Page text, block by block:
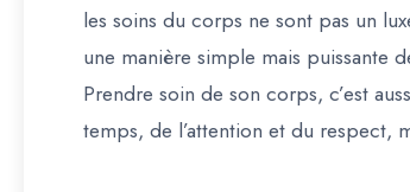
les soins du corps ne sont pas un
une manière simple mais puissante
Prendre soin de son corps, c’est
temps, de l’attention et du respect,